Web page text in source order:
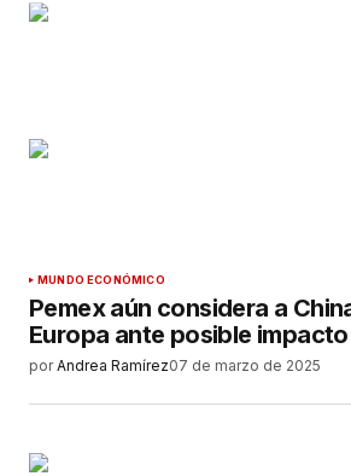
MUNDO ECONÓMICO
Pemex aún considera a
Europa ante posible
por Andrea Ramírez07 de marzo de 2025